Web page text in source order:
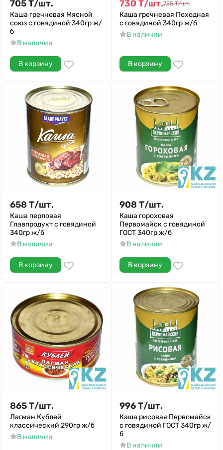
705Т/шт.
Каша гречневая Мясной
союз с говядиной 340гр ж/
б
В наличии
В корзину
730 Т/шт.755 Т/шт.
Каша гречневая Походная
с говядиной 340гр ж/б
В наличии
В корзину
658 Т/шт.
Каша перловая
Главпродукт с говядиной
340гр ж/б
В наличии
В корзину
908 Т/шт.
Каша гороховая
Первомайск с говядиной
ГОСТ 340гр ж/б
В наличии
В корзину
865Т/шт.
Лагман Кублей
классический 290гр ж/б
В наличии
996Т/шт.
Каша рисовая Первомайск
с говядиной ГОСТ 340гр ж/
б
В наличии